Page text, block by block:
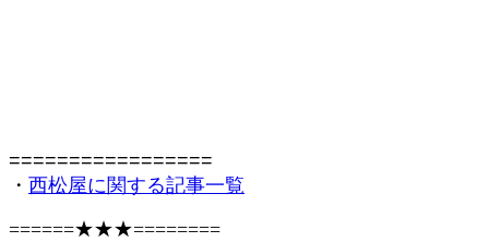
=================
・ 西松屋に関する記事一覧
======★★★========